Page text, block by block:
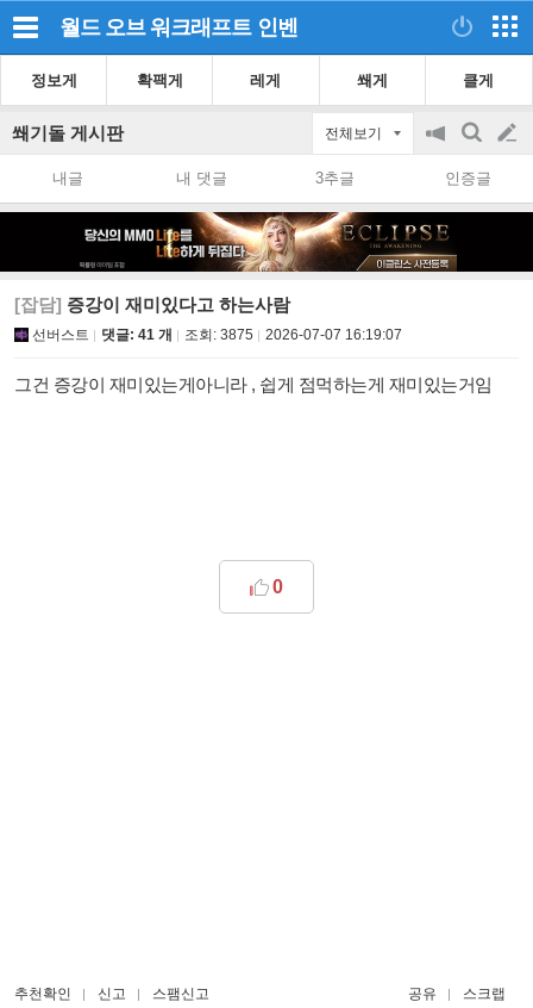
월드 오브 워크래프트 인벤
정보게 확팩게 레게 쐐게 클게
쐐기돌 게시판 전체보기
공
on/off
검
색
글
쓰
내글 내 댓글 3추글 인증글
[잡담] 증강이 재미있다고 하는사람
선버스트 댓글: 41 개 조회: 3875 2026-07-07 16:19:07
그건 증강이 재미있는게아니라 , 쉽게 점먹하는게 재미있는거임
0
추천확인 신고 스팸신고 공유 스크랩